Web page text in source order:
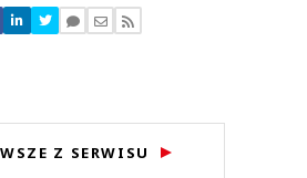
znaleziono komentarzy
swoje komentarze
Z SERWISU